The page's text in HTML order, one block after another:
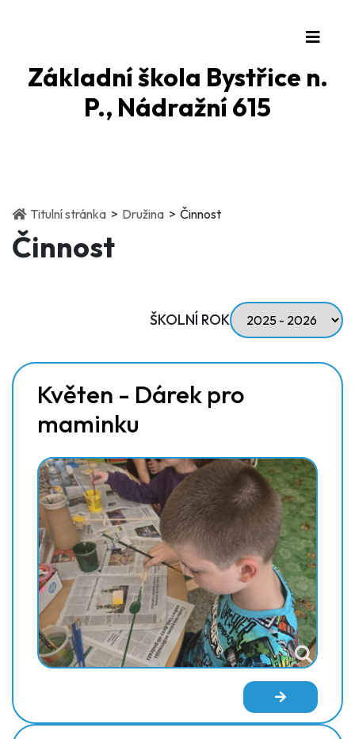
Základní škola Bystřice n.
P., Nádražní 615
Titulní stránka(current)
Družina(current)
Činnost
Činnost
ŠKOLNÍ ROK
Květen - Dárek pro
maminku